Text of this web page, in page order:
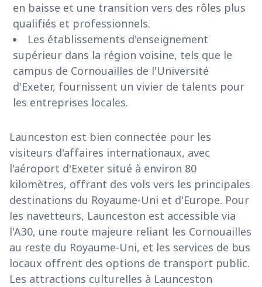
en baisse et une transition vers des rôles plus
qualifiés et professionnels.
Les établissements d'enseignement
supérieur dans la région voisine, tels que le
campus de Cornouailles de l'Université
d'Exeter, fournissent un vivier de talents pour
les entreprises locales.
Launceston est bien connectée pour les
visiteurs d'affaires internationaux, avec
l'aéroport d'Exeter situé à environ 80
kilomètres, offrant des vols vers les principales
destinations du Royaume-Uni et d'Europe. Pour
les navetteurs, Launceston est accessible via
l'A30, une route majeure reliant les Cornouailles
au reste du Royaume-Uni, et les services de bus
locaux offrent des options de transport public.
Les attractions culturelles à Launceston